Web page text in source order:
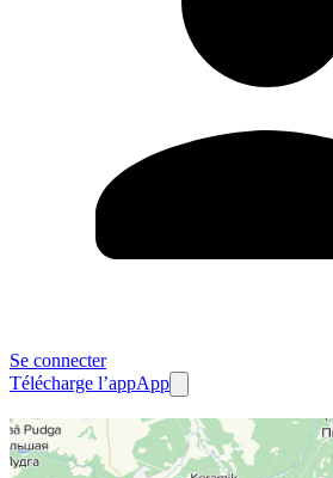
Se connecter
Télécharge l’appApp